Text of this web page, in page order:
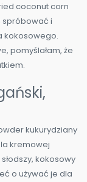
coconut corn
spróbować i
kokosowego.
pomyślałam, że
kukurydziany
kremowej
kokosowy
o używać je dla